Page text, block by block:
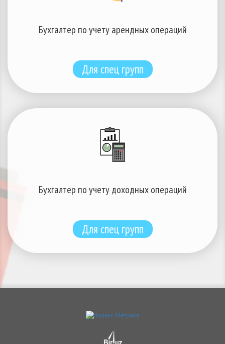
Бухгалтер по учету арендных операций
Для спец групп
Бухгалтер по учету доходных операций
Для спец групп